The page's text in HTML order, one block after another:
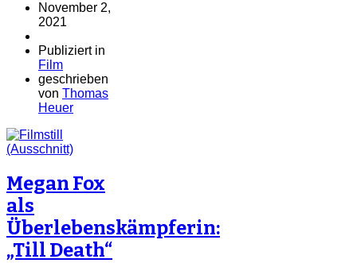
November 2,
2021
Publiziert in
Film
geschrieben
von Thomas
Heuer
Megan Fox
als
Überlebenskämpferin:
„Till Death“